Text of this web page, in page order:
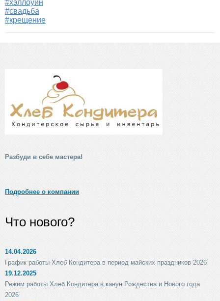
#хэллоуин
#свадьба
#крещение
Разбуди в себе мастера!
Подробнее о компании
Что нового?
14.04.2026
График работы Хлеб Кондитера в период майских праздников 2026
19.12.2025
Режим работы Хлеб Кондитера в канун Рождества и Нового года
2026